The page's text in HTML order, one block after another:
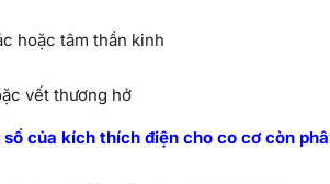
hoặc tâm thần kinh
vết thương hở
của kích thích điện cho co cơ còn